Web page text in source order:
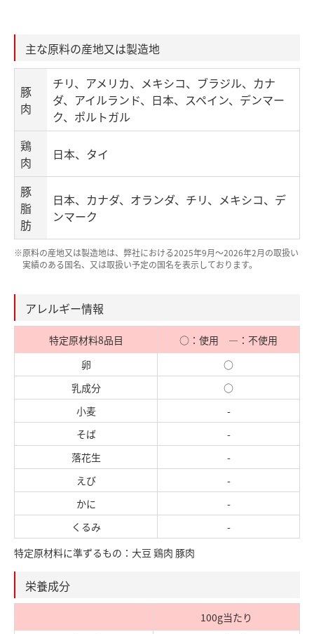
主な原料の産地又は製造地
豚
肉
チリ、アメリカ、メキシコ、ブラジル、カナ
ダ、アイルランド、日本、スペイン、デンマー
ク、ポルトガル
鶏
肉
日本、タイ
豚
脂
肪
日本、カナダ、オランダ、チリ、メキシコ、デ
ンマーク
※原料の産地又は製造地は、弊社における2025年9月～2026年2月の取扱い
実績のある国名、又は取扱い予定の国名を表示しております。
アレルギー情報
特定原材料8品目
○：使用 ―：不使用
卵
○
乳成分
○
小麦
-
そば
-
落花生
-
えび
-
かに
-
くるみ
-
特定原材料に準ずるもの：大豆 鶏肉 豚肉
栄養成分
100g当たり